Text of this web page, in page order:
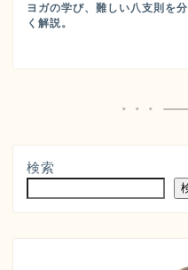
ヨガの学び、難しい八支則を
く解説。
検索